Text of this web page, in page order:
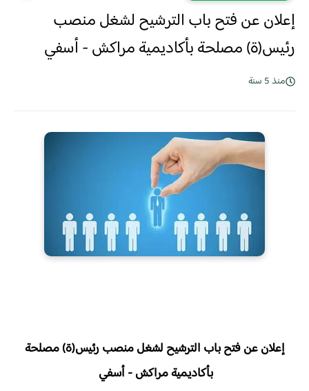
إعلان عن فتح باب الترشيح لشغل منصب
رئيس(ة) مصلحة بأكاديمية مراكش - أسفي
منذ 5 سنة
إعلان عن فتح باب الترشيح لشغل منصب رئيس(ة) مصلحة
بأكاديمية مراكش - أسفي